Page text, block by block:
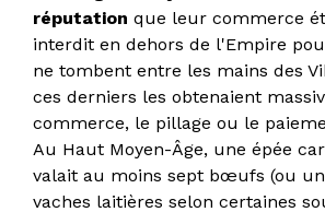
réputation que leur commerce
interdit en dehors de l'Empire
ne tombent entre les mains des
ces derniers les obtenaient
commerce, le pillage ou le
Au Haut Moyen-Âge, une épée
valait au moins sept bœufs (ou
vaches laitières selon certaines